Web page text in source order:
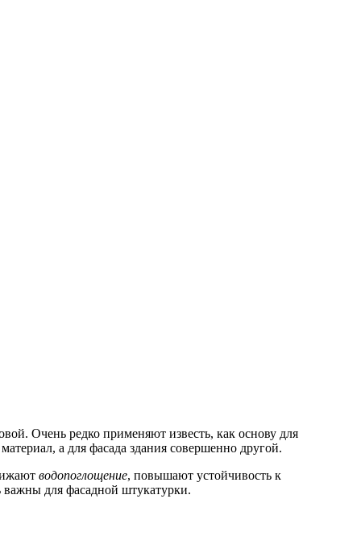
Очень редко применяют известь, как основу для
а для фасада здания совершенно другой.
водопоглощение, повышают устойчивость к
важны для фасадной штукатурки.